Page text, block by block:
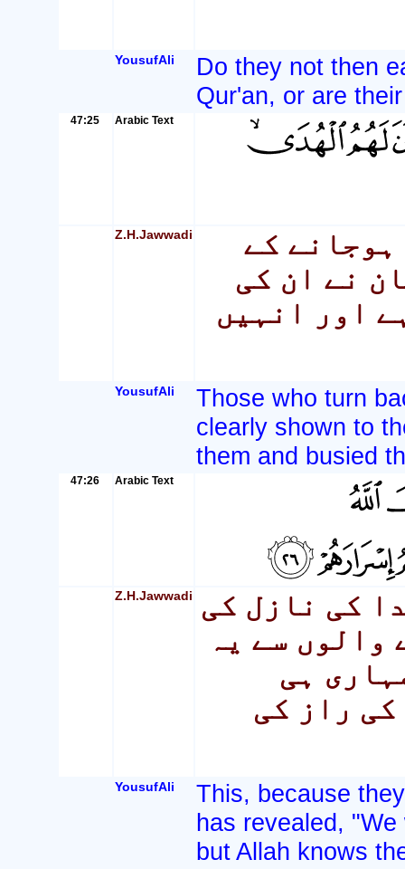
YousufAli
Do they not then
Qur'an, or are
47:25 Arabic Text
Z.H.Jawwadi
کے
نے ان کی
اور انہیں
YousufAli
Those who turn
clearly shown to
them and busied
47:26 Arabic Text
Z.H.Jawwadi
کی نازل کی
والوں سے یہ
ہی
راز کی
YousufAli
This, because
has revealed,
but Allah knows